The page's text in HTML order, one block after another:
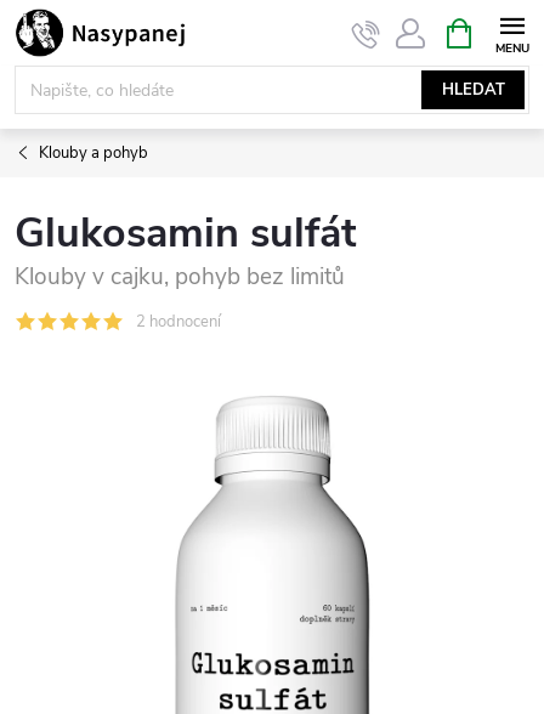
Přejít
na
obsah
HLEDAT
NÁKUPNÍ
KOŠÍK
Klouby a pohyb
Glukosamin sulfát
Klouby v cajku, pohyb bez limitů
2 hodnocení